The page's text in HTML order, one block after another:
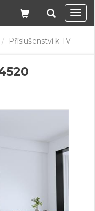
Příslušenství k TV